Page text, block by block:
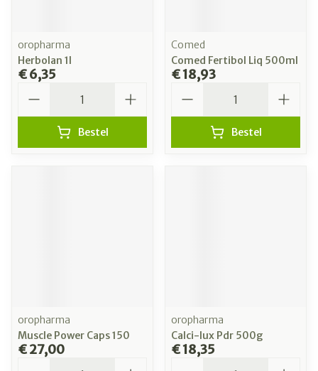
oropharma
Herbolan 1l
€ 6,35
Bestel
Comed
Comed Fertibol Liq 500ml
€ 18,93
Bestel
oropharma
Muscle Power Caps 150
€ 27,00
oropharma
Calci-lux Pdr 500g
€ 18,35